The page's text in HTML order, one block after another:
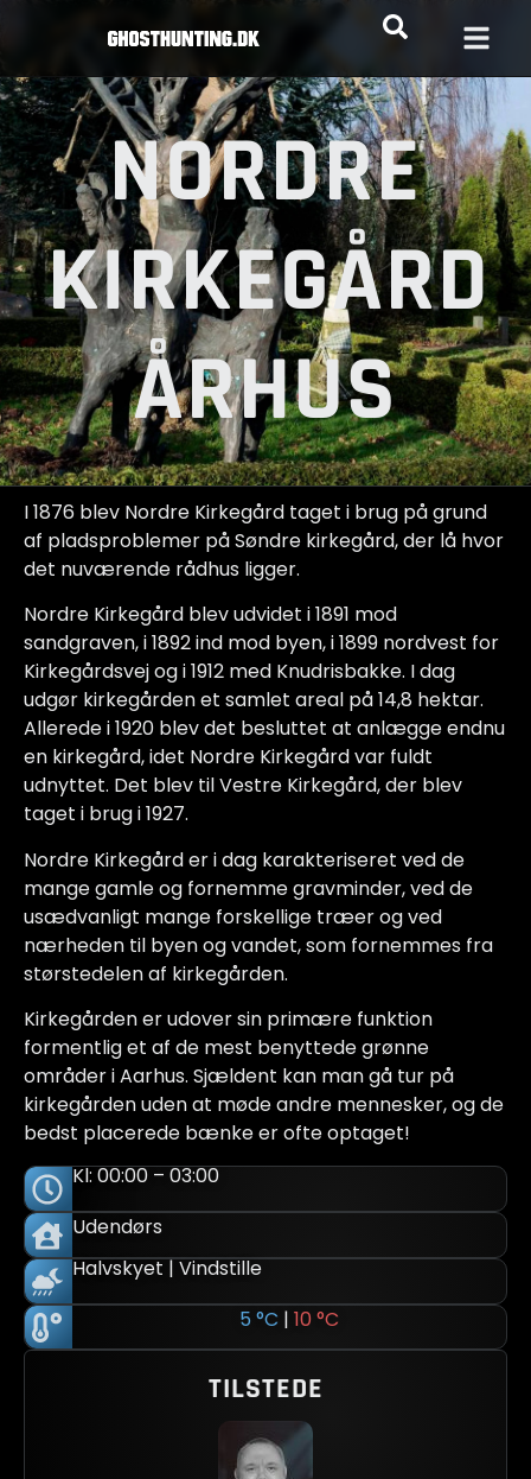
NORDRE
KIRKEGÅRD
ÅRHUS
I 1876 blev Nordre Kirkegård taget i brug på grund
af pladsproblemer på Søndre kirkegård, der lå hvor
det nuværende rådhus ligger.
Nordre Kirkegård blev udvidet i 1891 mod
sandgraven, i 1892 ind mod byen, i 1899 nordvest for
Kirkegårdsvej og i 1912 med Knudrisbakke. I dag
udgør kirkegården et samlet areal på 14,8 hektar.
Allerede i 1920 blev det besluttet at anlægge endnu
en kirkegård, idet Nordre Kirkegård var fuldt
udnyttet. Det blev til Vestre Kirkegård, der blev
taget i brug i 1927.
Nordre Kirkegård er i dag karakteriseret ved de
mange gamle og fornemme gravminder, ved de
usædvanligt mange forskellige træer og ved
nærheden til byen og vandet, som fornemmes fra
størstedelen af kirkegården.
Kirkegården er udover sin primære funktion
formentlig et af de mest benyttede grønne
områder i Aarhus. Sjældent kan man gå tur på
kirkegården uden at møde andre mennesker, og de
bedst placerede bænke er ofte optaget!
Kl: 00:00 – 03:00
Udendørs
Halvskyet | Vindstille
5 °C | 10 °C
TILSTEDE